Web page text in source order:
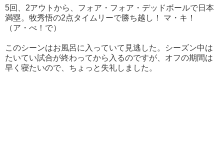
5回、2アウトから、フォア・フォア・デッドボールで日本
満塁。牧秀悟の2点タイムリーで勝ち越し！ マ・キ！
（ア・べ！で）
このシーンはお風呂に入っていて見逃した。シーズン中は
たいてい試合が終わってから入るのですが、オフの期間は
早く寝たいので、ちょっと失礼しました。